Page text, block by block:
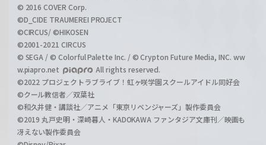
© 2016 COVER Corp.
©D_CIDE TRAUMEREI PROJECT
©CIRCUS/ ©HIKOSEN
©2001-2021 CIRCUS
© SEGA / © Colorful Palette Inc. / © Crypton Future Media, INC. ww
w.piapro.net
All rights reserved.
©2022 プロジェクトラブライブ！虹ヶ咲学園スクールアイドル同好会
©クール教信者／双葉社
©和久井健・講談社／アニメ「東京リベンジャーズ」製作委員会
©2019 丸戸史明・深崎暮人・KADOKAWA ファンタジア文庫刊／映画も
冴えない製作委員会